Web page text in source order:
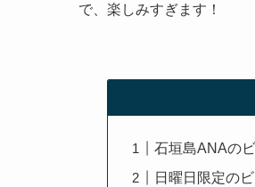
で、楽しみすぎます！
石垣島ANAの
日曜日限定の